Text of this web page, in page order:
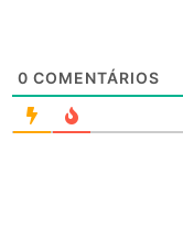
0 COMENTÁRIOS